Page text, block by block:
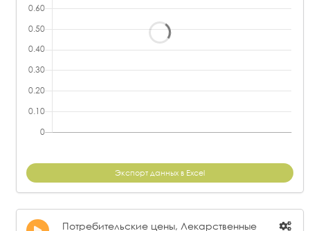
Экспорт данных в Excel
Потребительские цены, Лекарственные